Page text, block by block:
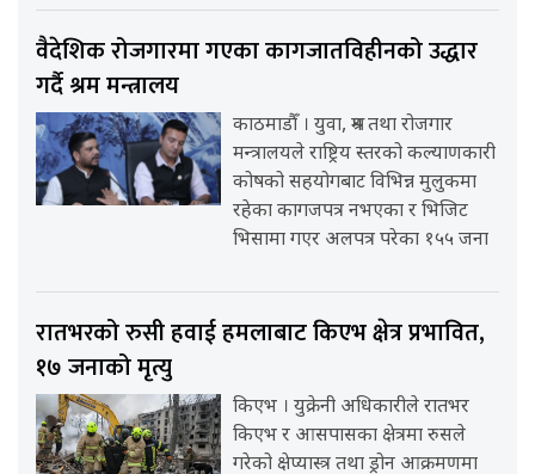
वैदेशिक रोजगारमा गएका कागजातविहीनको उद्धार
गर्दै श्रम मन्त्रालय
काठमाडौँ । युवा, श्रम तथा रोजगार
मन्त्रालयले राष्ट्रिय स्तरको कल्याणकारी
कोषको सहयोगबाट विभिन्न मुलुकमा
रहेका कागजपत्र नभएका र भिजिट
भिसामा गएर अलपत्र परेका १५५ जना
रातभरको रुसी हवाई हमलाबाट किएभ क्षेत्र प्रभावित,
१७ जनाको मृत्यु
किएभ । युक्रेनी अधिकारीले रातभर
किएभ र आसपासका क्षेत्रमा रुसले
गरेको क्षेप्यास्त्र तथा ड्रोन आक्रमणमा